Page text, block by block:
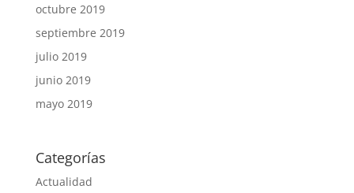
octubre 2019
septiembre 2019
julio 2019
junio 2019
mayo 2019
Categorías
Actualidad